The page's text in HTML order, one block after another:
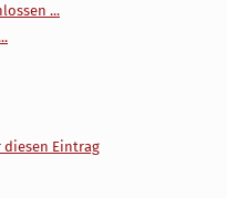
...
diesen Eintrag